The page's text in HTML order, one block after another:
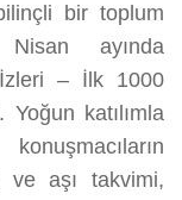
bir toplum
ayında
İzleri – İlk 1000
katılımla
ve aşı takvimi,